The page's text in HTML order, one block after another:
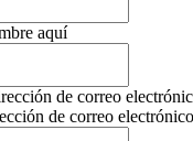
aquí
de correo
de correo